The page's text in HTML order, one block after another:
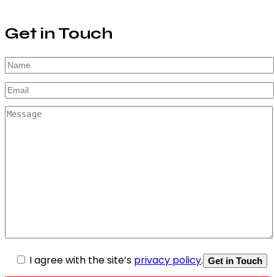
Get in Touch
I agree with the site’s privacy policy.